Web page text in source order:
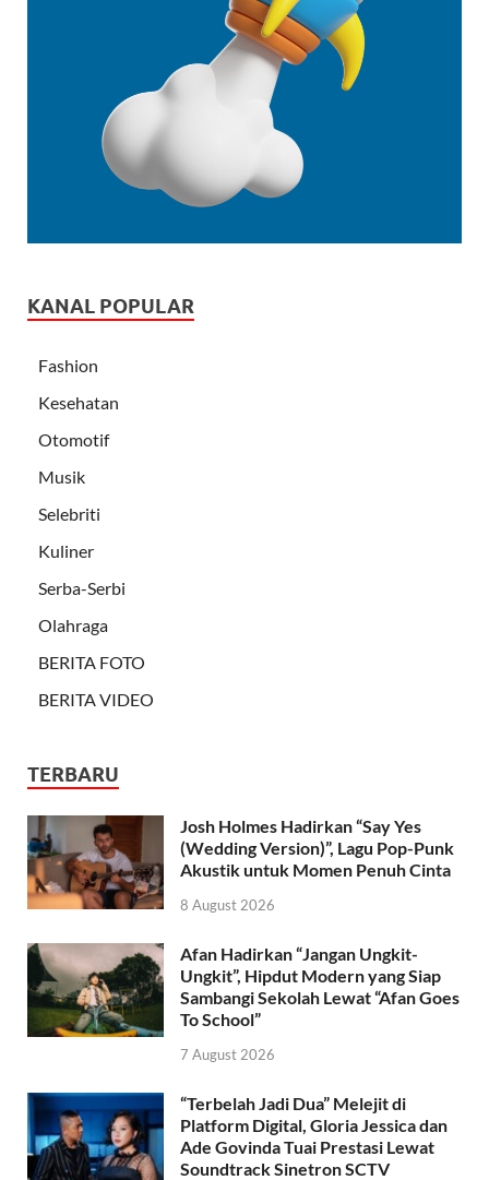
KANAL POPULAR
Fashion
Kesehatan
Otomotif
Musik
Selebriti
Kuliner
Serba-Serbi
Olahraga
BERITA FOTO
BERITA VIDEO
TERBARU
Josh Holmes Hadirkan “Say Yes
(Wedding Version)”, Lagu Pop-Punk
Akustik untuk Momen Penuh Cinta
8 August 2026
Afan Hadirkan “Jangan Ungkit-
Ungkit”, Hipdut Modern yang Siap
Sambangi Sekolah Lewat “Afan Goes
To School”
7 August 2026
“Terbelah Jadi Dua” Melejit di
Platform Digital, Gloria Jessica dan
Ade Govinda Tuai Prestasi Lewat
Soundtrack Sinetron SCTV